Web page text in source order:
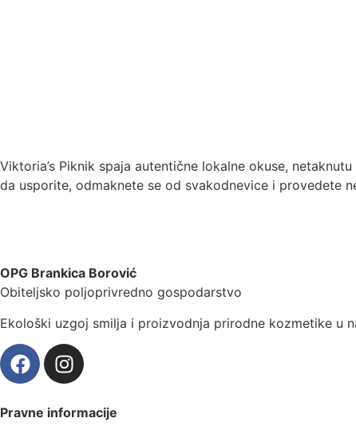
Viktoria’s Piknik spaja autentične lokalne okuse,
da usporite, odmaknete se od svakodnevice i provedete
OPG Brankica Borović
Obiteljsko poljoprivredno gospodarstvo
Ekološki uzgoj smilja i proizvodnja prirodne kozmetike u
Pravne informacije